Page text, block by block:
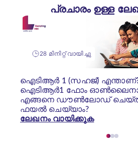
പ്രചാരം ഉള്ള
28 മിനിറ്റ് വായിച്ചു
ഐടിആർ 1 (സഹജ്)
ഐടിആർ1 ഫോം
എങ്ങനെ ഡൗൺലോഡ്
ഫയൽ ചെയ്യാം?
ലേഖനം വായിക്കുക